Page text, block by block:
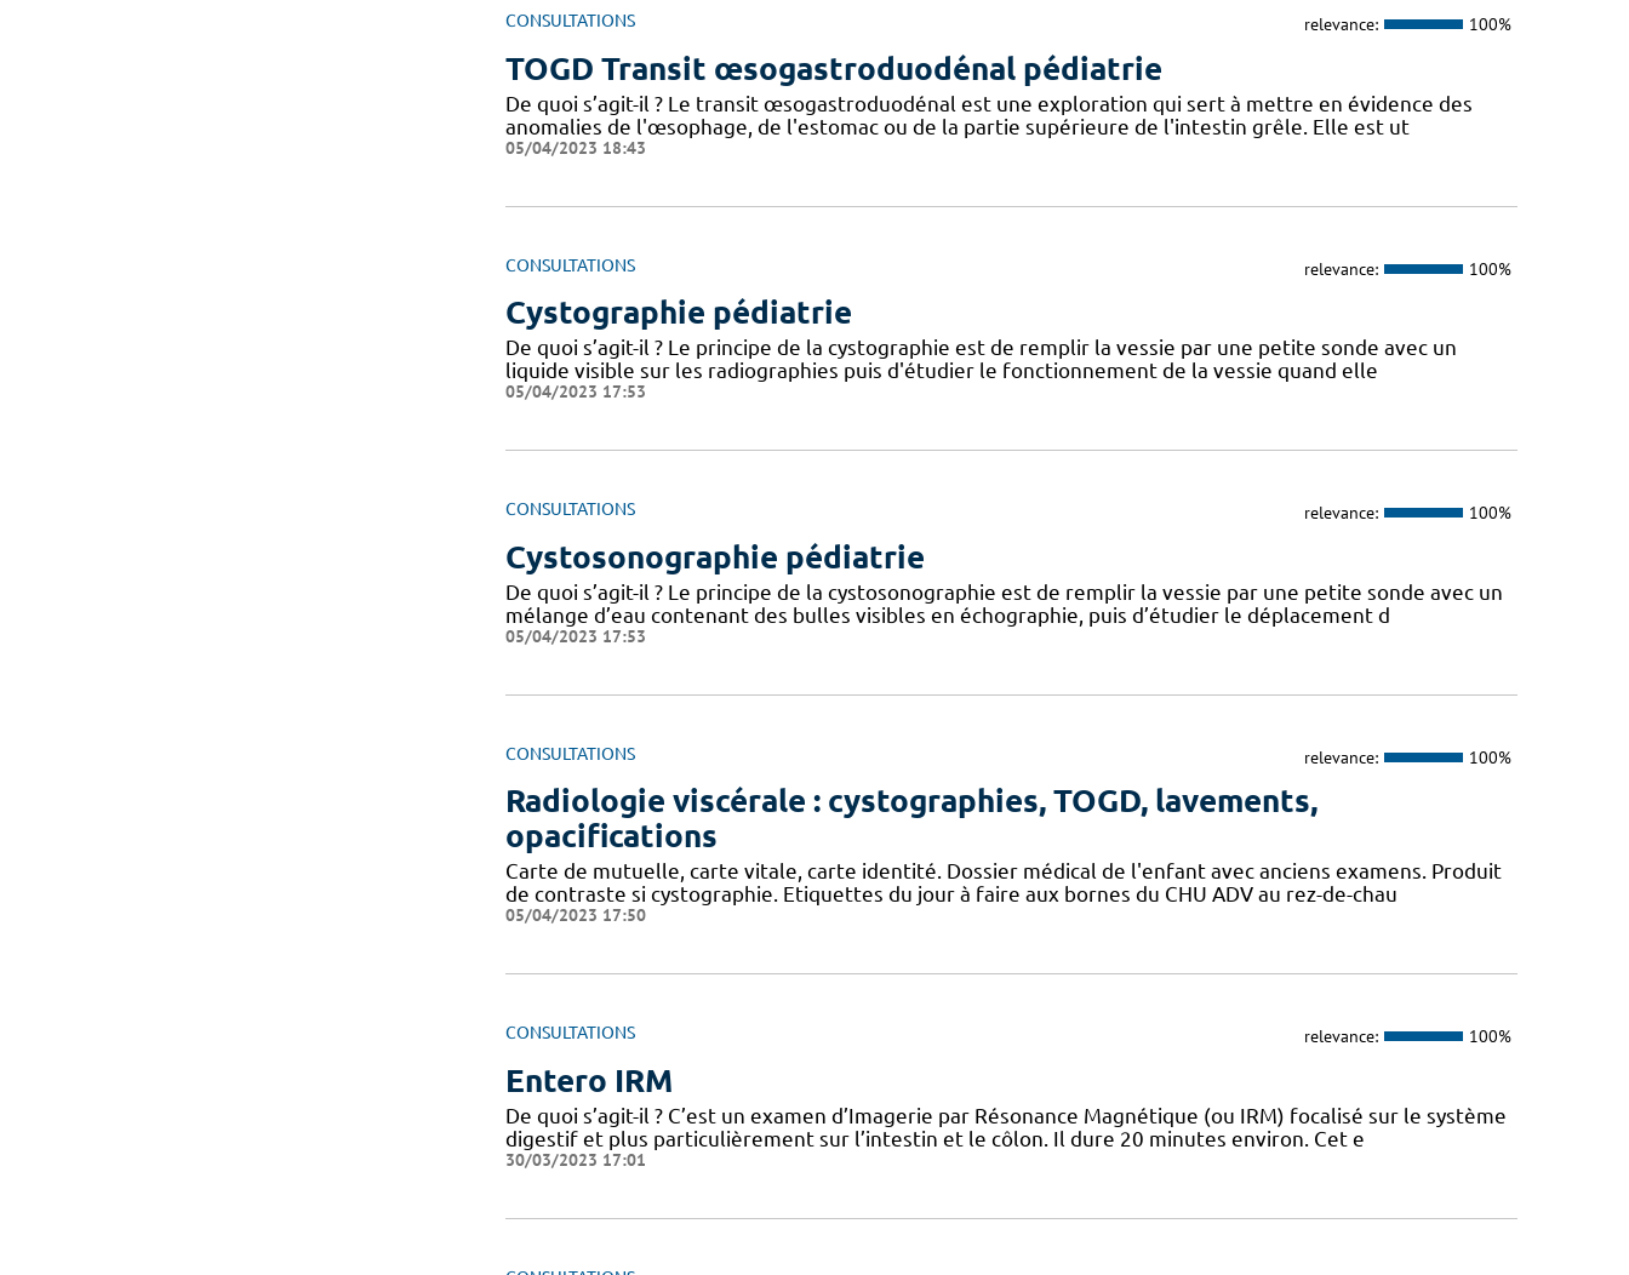
CONSULTATIONS relevance: 100%
TOGD Transit œsogastroduodénal pédiatrie
De quoi s’agit-il ? Le transit œsogastroduodénal est une exploration qui sert à mettre en évidence des
anomalies de l'œsophage, de l'estomac ou de la partie supérieure de l'intestin grêle. Elle est ut
05/04/2023 18:43
CONSULTATIONS relevance: 100%
Cystographie pédiatrie
De quoi s’agit-il ? Le principe de la cystographie est de remplir la vessie par une petite sonde avec un
liquide visible sur les radiographies puis d'étudier le fonctionnement de la vessie quand elle
05/04/2023 17:53
CONSULTATIONS relevance: 100%
Cystosonographie pédiatrie
De quoi s’agit-il ? Le principe de la cystosonographie est de remplir la vessie par une petite sonde avec un
mélange d’eau contenant des bulles visibles en échographie, puis d’étudier le déplacement d
05/04/2023 17:53
CONSULTATIONS relevance: 100%
Radiologie viscérale : cystographies, TOGD, lavements,
opacifications
Carte de mutuelle, carte vitale, carte identité. Dossier médical de l'enfant avec anciens examens. Produit
de contraste si cystographie. Etiquettes du jour à faire aux bornes du CHU ADV au rez-de-chau
05/04/2023 17:50
CONSULTATIONS relevance: 100%
Entero IRM
De quoi s’agit-il ? C’est un examen d’Imagerie par Résonance Magnétique (ou IRM) focalisé sur le système
digestif et plus particulièrement sur l’intestin et le côlon. Il dure 20 minutes environ. Cet e
30/03/2023 17:01